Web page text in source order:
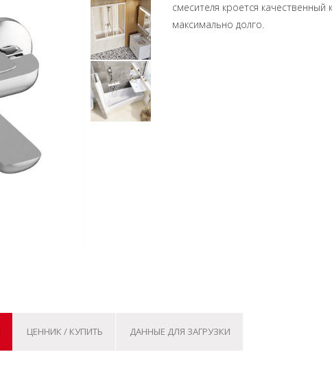
смесителя кроется
максимально долго.
ЦЕННИК / КУПИТЬ ДАННЫЕ ДЛЯ ЗАГРУЗКИ